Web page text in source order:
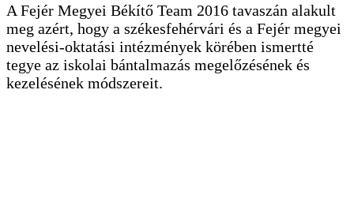
A Fejér Megyei Békítő Team 2016 tavaszán alakult
meg azért, hogy a székesfehérvári és a Fejér megyei
nevelési-oktatási intézmények körében ismertté
tegye az iskolai bántalmazás megelőzésének és
kezelésének módszereit.